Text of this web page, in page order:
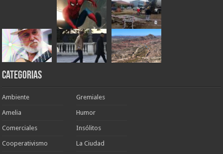
Categorias
Ambiente
Amelia
Comerciales
Cooperativismo
Gremiales
Humor
Insólitos
La Ciudad